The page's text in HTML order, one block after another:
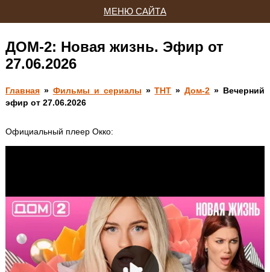
ДОМ-2: Новая жизнь. Эфир от
27.06.2026
Главная» Фильмы и сериалы »ТНТ »Дом-2 » Вечерний
эфир от 27.06.2026
Официальный плеер Окко:
МЕНЮ САЙТА